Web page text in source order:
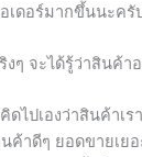
เดอร์มากขึ้นนะครั
งๆ จะได้รู้ว่าสินค้า
ไปเองว่าสินค้าเร
นค้าดีๆ ยอดขายเ